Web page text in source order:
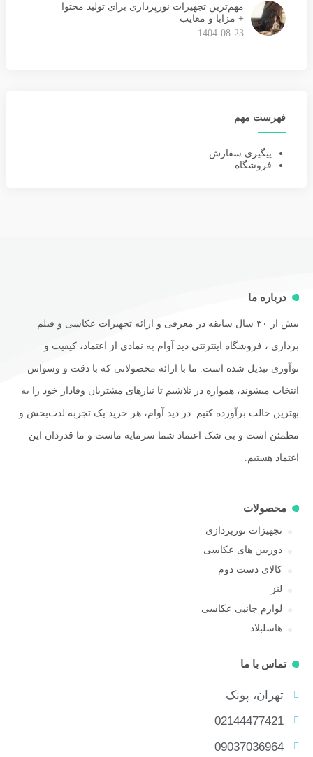
مهم‌ترین تجهیزات نورپردازی برای تولید محتوا
+ مزایا و معایب
1404-08-23
فهرست مهم
پیگیری سفارش
فروشگاه
درباره ما
بیش از ۳۰ سال سابقه در معرفی و ارائه تجهیزات عکاسی و فیلم
برداری ، فروشگاه اینترنتی دید آوام به نمادی از اعتماد، کیفیت و
نوآوری تبدیل شده است. ما با ارائه محصولاتی که با دقت و وسواس
انتخاب میشوند، همواره در تلاشیم تا نیازهای مشتریان وفادار خود را به
بهترین حالت برآورده کنیم. در دید آوام، هر خرید یک تجربه لذت‌بخش و
مطمئن است و بی شک اعتماد شما سرمایه ماست و ما قدردان این
اعتماد هستیم.
محصولات
تجهیزات نورپردازی
دوربین های عکاسی
کالای دست دوم
لنز
لوازم جانبی عکاسی
هاسلبلاد
تماس با ما
تهران، پونک
02144477421
09037036964